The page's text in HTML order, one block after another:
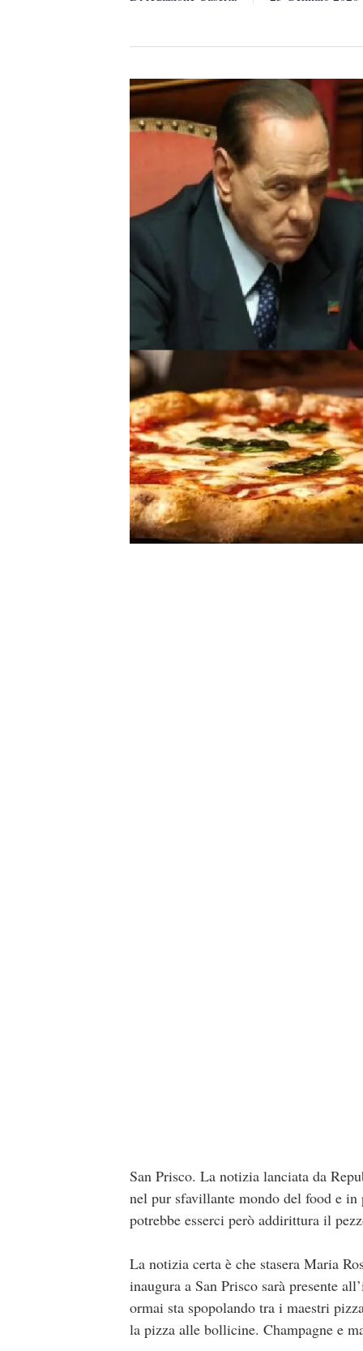
San Prisco. La notizia lanciata da
nel pur sfavillante mondo del food e
potrebbe esserci però addirittura il
La notizia certa è che stasera Maria
inaugura a San Prisco sarà presente
ormai sta spopolando tra i maestri
la pizza alle bollicine. Champagne e